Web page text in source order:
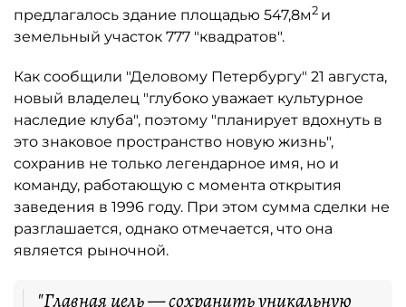
предлагалось здание площадью 547,8м2 и
земельный участок 777 "квадратов".
Как сообщили "Деловому Петербургу" 21 августа,
новый владелец "глубоко уважает культурное
наследие клуба", поэтому "планирует вдохнуть в
это знаковое пространство новую жизнь",
сохранив не только легендарное имя, но и
команду, работающую с момента открытия
заведения в 1996 году. При этом сумма сделки не
разглашается, однако отмечается, что она
является рыночной.
"Главная цель — сохранить уникальную